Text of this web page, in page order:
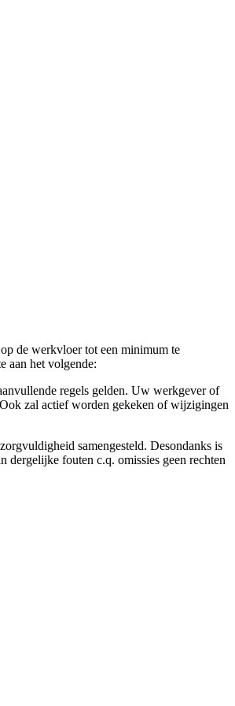
de werkvloer tot een minimum te
aan het volgende:
regels gelden. Uw werkgever of
zal actief worden gekeken of wijzigingen
samengesteld. Desondanks is
fouten c.q. omissies geen rechten